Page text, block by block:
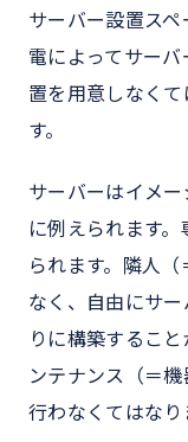
サーバー設置ス
電によってサー
置を用意しなく
す。
サーバーはイメ
に例えられます
られます。隣人
なく、自由にサ
りに構築するこ
ンテナンス（＝
行わなくてはなり